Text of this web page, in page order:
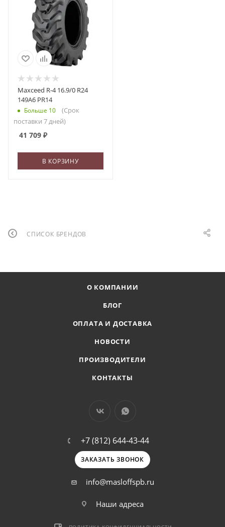
Maxceed R-4 16.9/0 R24
149A6 PR14
Больше 10
(Срок
поставки 7 дней)
41 709 ₽
В КОРЗИНУ
СПИСОК БРЕНДОВ
О КОМПАНИИ
БЛОГ
ОПЛАТА И ДОСТАВКА
НОВОСТИ
ПРОИЗВОДИТЕЛИ
КОНТАКТЫ
+7 (812) 644-43-44
ЗАКАЗАТЬ ЗВОНОК
info@masloffspb.ru
Наши адреса